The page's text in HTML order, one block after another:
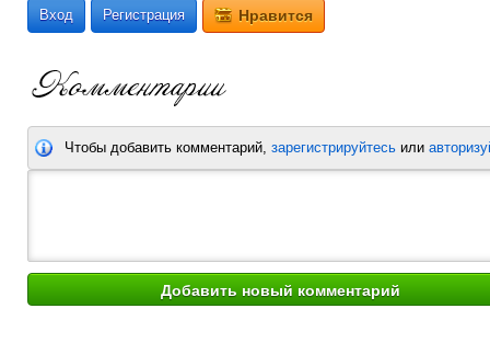
Вход Регистрация Нравится
Чтобы добавить комментарий, зарегистрируйтесь или